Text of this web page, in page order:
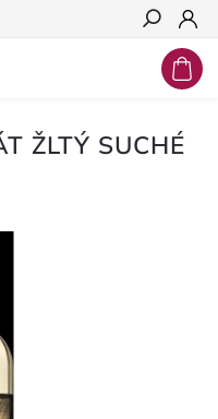
Hľadať
ŽLTÝ SUCHÉ